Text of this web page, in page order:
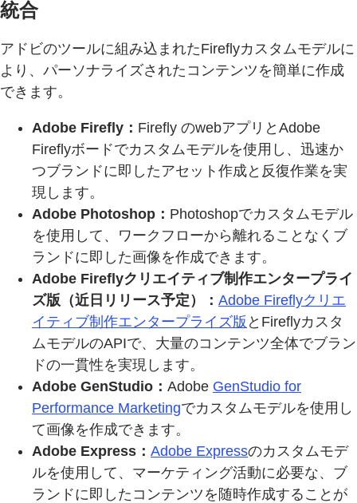
統合
アドビのツールに組み込まれたFireflyカスタムモデルに
より、パーソナライズされたコンテンツを簡単に作成
できます。
Adobe Firefly： Firefly のwebアプリとAdobe
Fireflyボードでカスタムモデルを使用し、迅速か
つブランドに即したアセット作成と反復作業を実
現します。
Adobe Photoshop： Photoshopでカスタムモデル
を使用して、ワークフローから離れることなくブ
ランドに即した画像を作成できます。
Adobe Fireflyクリエイティブ制作エンタープライ
ズ版（近日リリース予定）： Adobe Fireflyクリエ
イティブ制作エンタープライズ版 とFireflyカスタ
ムモデルのAPIで、大量のコンテンツ全体でブラン
ドの一貫性を実現します。
Adobe GenStudio： Adobe GenStudio for
Performance Marketingでカスタムモデルを使用し
て画像を作成できます。
Adobe Express： Adobe Expressのカスタムモデ
ルを使用して、マーケティング活動に必要な、ブ
ランドに即したコンテンツを随時作成することが